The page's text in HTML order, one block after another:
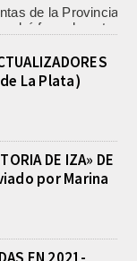
DE
EL
de Básquet,
de Athletic, logró
CIVIL
EN LA
de la tarde del
La Plata)
DE IZA» DE
por Marina